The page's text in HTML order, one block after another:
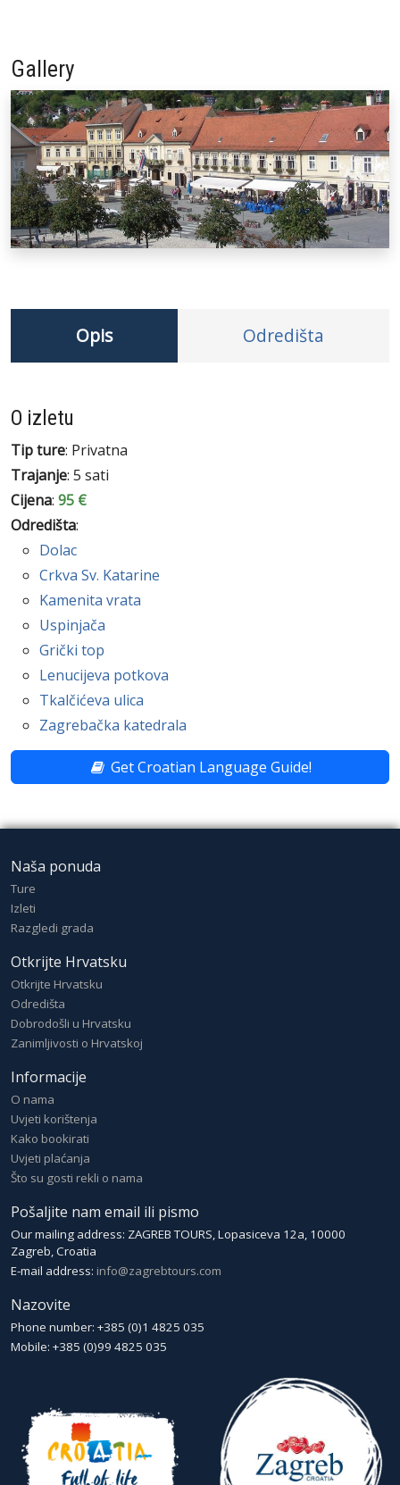
Gallery
Opis Odredišta
O izletu
Tip ture: Privatna
Trajanje: 5 sati
Cijena: 95 €
Odredišta:
Dolac
Crkva Sv. Katarine
Kamenita vrata
Uspinjača
Grički top
Lenucijeva potkova
Tkalčićeva ulica
Zagrebačka katedrala
Get Croatian Language Guide!
Naša ponuda
Ture
Izleti
Razgledi grada
Otkrijte Hrvatsku
Otkrijte Hrvatsku
Odredišta
Dobrodošli u Hrvatsku
Zanimljivosti o Hrvatskoj
Informacije
O nama
Uvjeti korištenja
Kako bookirati
Uvjeti plaćanja
Što su gosti rekli o nama
Pošaljite nam email ili pismo
Our mailing address: ZAGREB TOURS, Lopasiceva 12a, 10000
Zagreb, Croatia
E-mail address: info@zagrebtours.com
Nazovite
Phone number: +385 (0)1 4825 035
Mobile: +385 (0)99 4825 035